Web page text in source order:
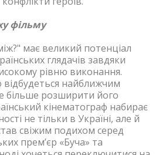
фільму
має великий потенціал
глядачів завдяки
рівню виконання.
найближчим
більше розширити його
кінематограф набирає
не тільки в Україні, але й
свіжим подихом серед
прем’єр «Буча» та